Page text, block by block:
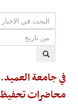
في جامعة
محاضرات تحفيظ